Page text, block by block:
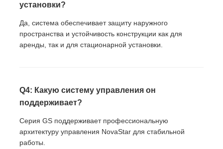
установки?
Да, система обеспечивает защиту наружного
пространства и устойчивость конструкции как для
аренды, так и для стационарной установки.
Q4: Какую систему управления он
поддерживает?
Серия GS поддерживает профессиональную
архитектуру управления NovaStar для стабильной
работы.